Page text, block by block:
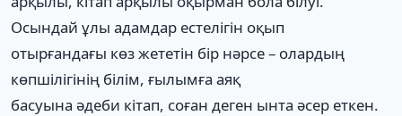
Осындай ұлы адамдар естелігін оқып
отырғандағы көз жететін бір нәрсе – олардың
көпшілігінің білім, ғылымға аяқ
басуына әдеби кітап, соған деген ынта әсер еткен.